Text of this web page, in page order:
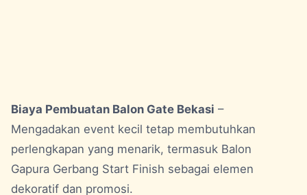
Biaya Pembuatan Balon Gate Bekasi –
Mengadakan event kecil tetap membutuhkan
perlengkapan yang menarik, termasuk Balon
Gapura Gerbang Start Finish sebagai elemen
dekoratif dan promosi.